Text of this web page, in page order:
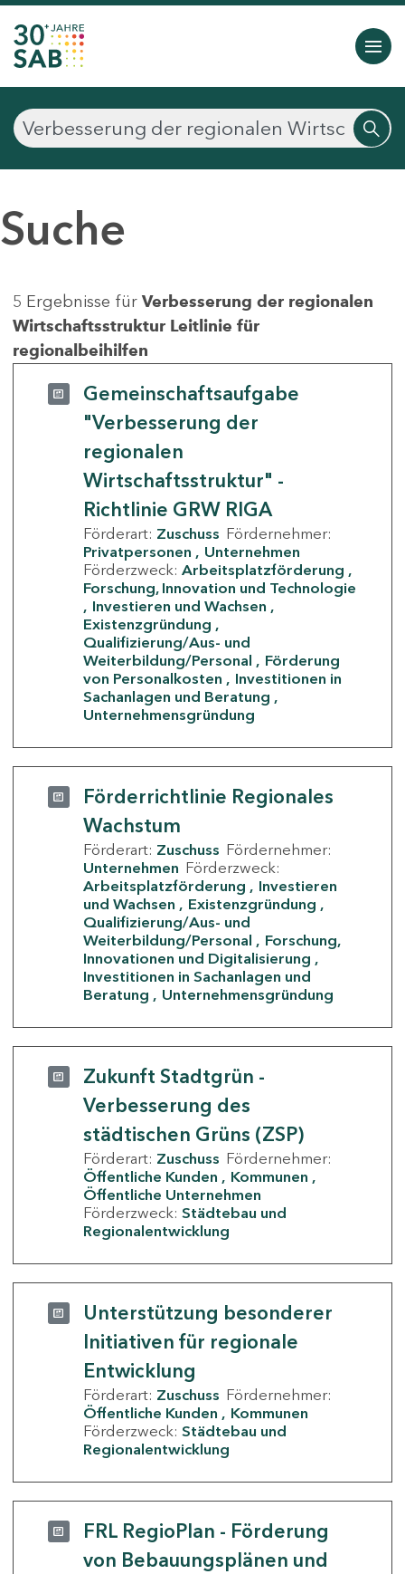
Suche
5 Ergebnisse für Verbesserung der regionalen
Wirtschaftsstruktur Leitlinie für
regionalbeihilfen
Gemeinschaftsaufgabe
"Verbesserung der
regionalen
Wirtschaftsstruktur" -
Richtlinie GRW RIGA
Förderart: Zuschuss Fördernehmer:
Privatpersonen
Unternehmen
Förderzweck: Arbeitsplatzförderung
Forschung, Innovation und Technologie
Investieren und Wachsen
Existenzgründung
Qualifizierung/Aus- und
Weiterbildung/Personal
Förderung
von Personalkosten
Investitionen in
Sachanlagen und Beratung
Unternehmensgründung
Förderrichtlinie Regionales
Wachstum
Förderart: Zuschuss Fördernehmer:
Unternehmen Förderzweck:
Arbeitsplatzförderung
Investieren
und Wachsen
Existenzgründung
Qualifizierung/Aus- und
Weiterbildung/Personal
Forschung,
Innovationen und Digitalisierung
Investitionen in Sachanlagen und
Beratung
Unternehmensgründung
Zukunft Stadtgrün -
Verbesserung des
städtischen Grüns (ZSP)
Förderart: Zuschuss Fördernehmer:
Öffentliche Kunden
Kommunen
Öffentliche Unternehmen
Förderzweck: Städtebau und
Regionalentwicklung
Unterstützung besonderer
Initiativen für regionale
Entwicklung
Förderart: Zuschuss Fördernehmer:
Öffentliche Kunden
Kommunen
Förderzweck: Städtebau und
Regionalentwicklung
FRL RegioPlan - Förderung
von Bebauungsplänen und